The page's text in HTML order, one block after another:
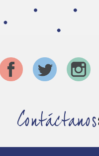
Contáctanos